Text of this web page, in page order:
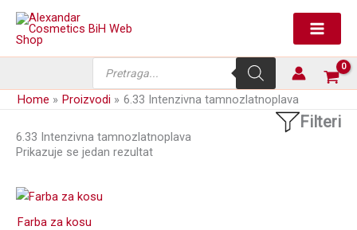
Skip
content
search
Home Proizvodi 6.33 Intenzivna tamnozlatnoplava
6.33 Intenzivna tamnozlatnoplava
Filteri
Prikazuje se jedan rezultat
Farba za kosu